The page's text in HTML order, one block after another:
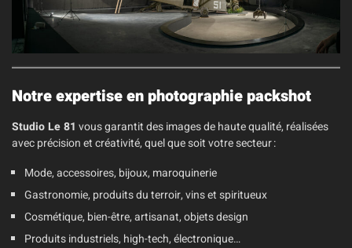
Notre expertise en photographie packshot
Studio Le 81 vous garantit des images de haute qualité, réalisées
avec précision et créativité, quel que soit votre secteur :
Mode, accessoires, bijoux, maroquinerie
Gastronomie, produits du terroir, vins et spiritueux
Cosmétique, bien-être, artisanat, objets design
Produits industriels, high-tech, électronique…